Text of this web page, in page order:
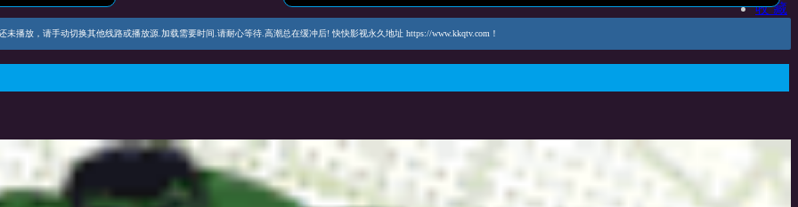
收 藏
未播放，请手动切换其他线路或播放源.加载需要时间.请耐心等待.高潮总在缓冲后! 快快影视永久地址 https://www.kkqtv.com！